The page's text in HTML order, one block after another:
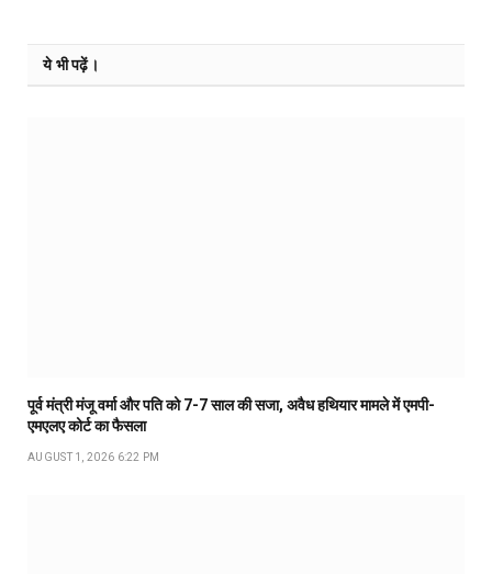
ये भी पढ़ें।
पूर्व मंत्री मंजू वर्मा और पति को 7-7 साल की सजा, अवैध हथियार मामले में एमपी-
एमएलए कोर्ट का फैसला
AUGUST 1, 2026 6:22 PM